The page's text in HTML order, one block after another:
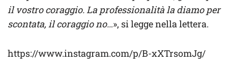
il vostro coraggio. La professionalità la diamo per
scontata, il coraggio no…», si legge nella lettera.
https://www.instagram.com/p/B-xXTrsomJg/